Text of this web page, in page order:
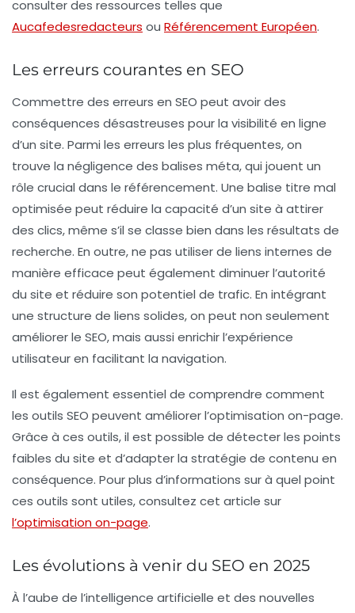
consulter des ressources telles que
Aucafedesredacteurs ou Référencement Européen.
Les erreurs courantes en SEO
Commettre des erreurs en SEO peut avoir des
conséquences désastreuses pour la visibilité en ligne
d’un site. Parmi les erreurs les plus fréquentes, on
trouve la négligence des balises méta, qui jouent un
rôle crucial dans le référencement. Une balise titre mal
optimisée peut réduire la capacité d’un site à attirer
des clics, même s’il se classe bien dans les résultats de
recherche. En outre, ne pas utiliser de liens internes de
manière efficace peut également diminuer l’autorité
du site et réduire son potentiel de trafic. En intégrant
une structure de liens solides, on peut non seulement
améliorer le SEO, mais aussi enrichir l’expérience
utilisateur en facilitant la navigation.
Il est également essentiel de comprendre comment
les outils SEO peuvent améliorer l’optimisation on-page.
Grâce à ces outils, il est possible de détecter les points
faibles du site et d’adapter la stratégie de contenu en
conséquence. Pour plus d’informations sur à quel point
ces outils sont utiles, consultez cet article sur
l’optimisation on-page.
Les évolutions à venir du SEO en 2025
À l’aube de l’intelligence artificielle et des nouvelles